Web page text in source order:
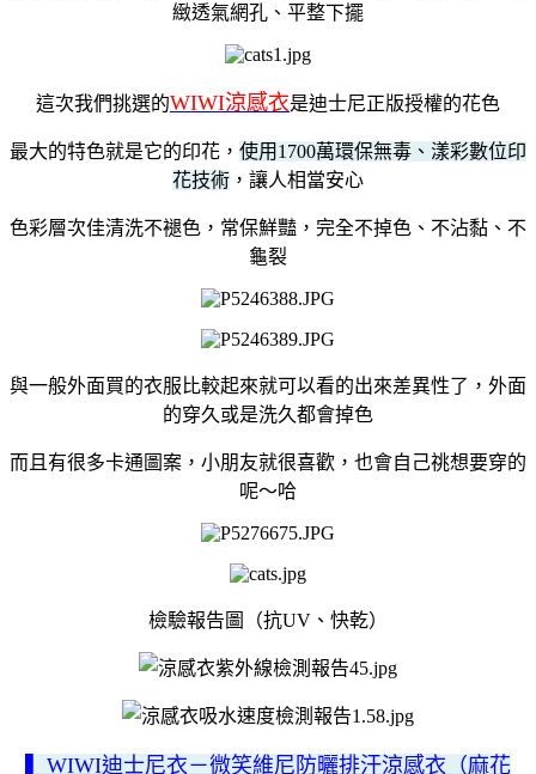
緻透氣網孔、平整下擺
這次我們挑選的WIWI涼感衣是迪士尼正版授權的花色
最大的特色就是它的印花， 使用1700萬環保無毒、漾彩數位印
花技術 ，讓人相當安心
色彩層次佳清洗不褪色，常保鮮豔，完全不掉色、不沾黏、不
龜裂
與一般外面買的衣服比較起來就可以看的出來差異性了，外面
的穿久或是洗久都會掉色
而且有很多卡通圖案，小朋友就很喜歡，也會自己祧想要穿的
呢～哈
檢驗報告圖（抗UV、快乾）
▍WIWI迪士尼衣－微笑維尼防曬排汗涼感衣（麻花